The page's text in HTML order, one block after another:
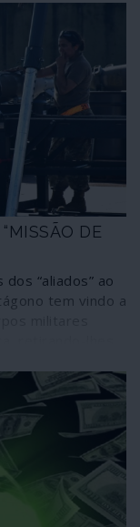
seus biliões e
fracturantes e
parte da
de serem
mas quem
DE
“aliados” ao
tem vindo a
da
de agressão.
fora
agora
Especiais
em Camp
apresentado